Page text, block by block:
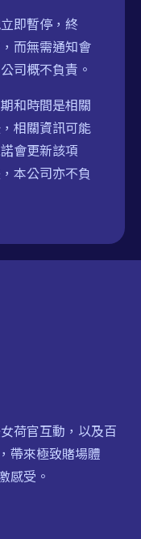
即暫停，終
而無需通知會
司概不負責。
和時間是相關
相關資訊可能
會更新該項
本公司亦不負
荷官互動，以及百
帶來極致賭場體
感受。